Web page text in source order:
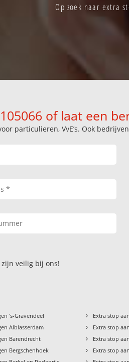
Op zoek naar extra
of laat een
particulieren, VvE’s. Ook
zijn veilig bij ons!
's-Gravendeel
Alblasserdam
Barendrecht
Bergschenhoek
› Extra stop
› Extra stop
› Extra stop
› Extra stop